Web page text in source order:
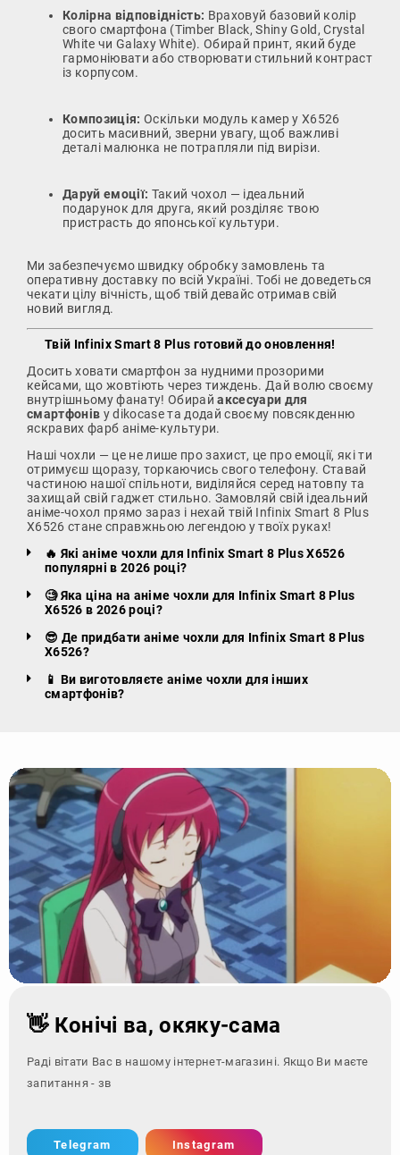
Колірна відповідність: Враховуй базовий колір
свого смартфона (Timber Black, Shiny Gold, Crystal
White чи Galaxy White). Обирай принт, який буде
гармоніювати або створювати стильний контраст
із корпусом.
Композиція: Оскільки модуль камер у X6526
досить масивний, зверни увагу, щоб важливі
деталі малюнка не потрапляли під вирізи.
Даруй емоції: Такий чохол — ідеальний
подарунок для друга, який розділяє твою
пристрасть до японської культури.
Ми забезпечуємо швидку обробку замовлень та
оперативну доставку по всій Україні. Тобі не доведеться
чекати цілу вічність, щоб твій девайс отримав свій
новий вигляд.
Твій Infinix Smart 8 Plus готовий до оновлення!
Досить ховати смартфон за нудними прозорими
кейсами, що жовтіють через тиждень. Дай волю своєму
внутрішньому фанату! Обирайаксесуари для
смартфонів у dikocase та додай своєму повсякденню
яскравих фарб аніме-культури.
Наші чохли — це не лише про захист, це про емоції, які ти
отримуєш щоразу, торкаючись свого телефону. Ставай
частиною нашої спільноти, виділяйся серед натовпу та
захищай свій гаджет стильно. Замовляй свій ідеальний
аніме-чохол прямо зараз і нехай твій Infinix Smart 8 Plus
X6526 стане справжньою легендою у твоїх руках!
🔥 Які аніме чохли для Infinix Smart 8 Plus X6526
популярні в 2026 році?
🧐 Яка ціна на аніме чохли для Infinix Smart 8 Plus
X6526 в 2026 році?
😎 Де придбати аніме чохли для Infinix Smart 8 Plus
X6526?
📱 Ви виготовляєте аніме чохли для інших
смартфонів?
👋 Конічі ва, окяку-сама
Раді вітати Вас в нашому інтернет-магазині. Якщо Ви маєте
запитання - зверніться за ко
Telegram Instagram